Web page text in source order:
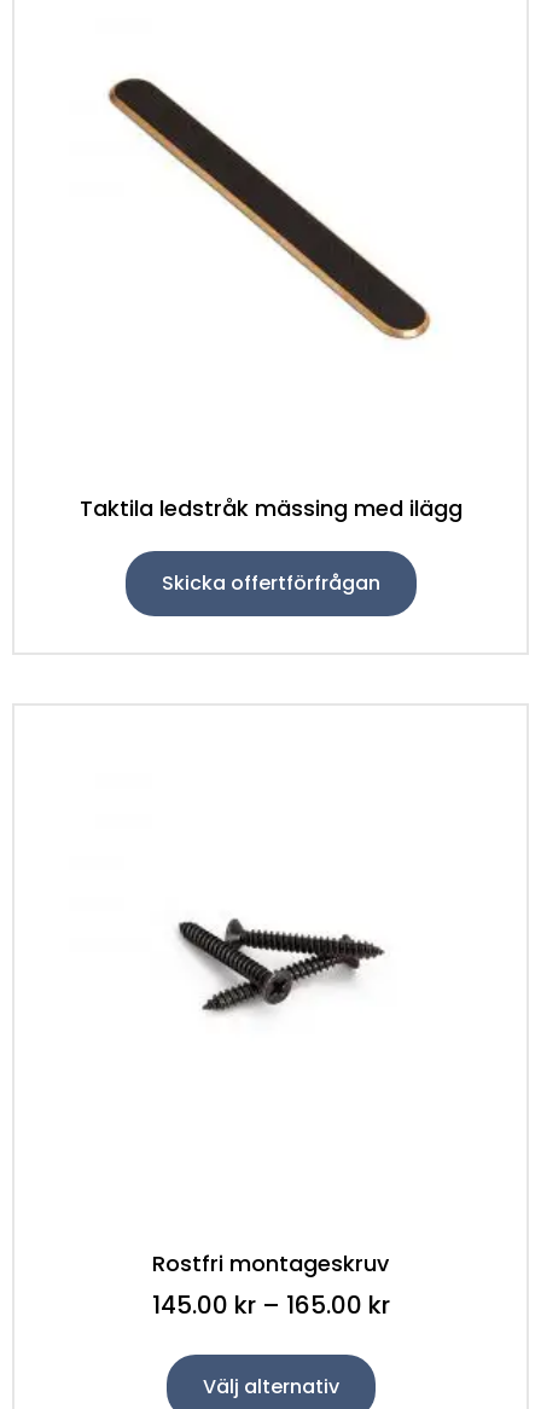
Taktila ledstråk mässing med ilägg
Skicka offertförfrågan
Rostfri montageskruv
145.00 kr – 165.00 kr
Välj alternativ